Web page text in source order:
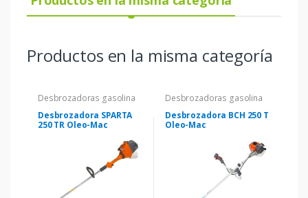
Productos en la misma categoría
Desbrozadoras gasolina
Desbrozadora SPARTA
250 TR Oleo-Mac
Desbrozadoras gasolina
Desbrozadora BCH 250 T
Oleo-Mac